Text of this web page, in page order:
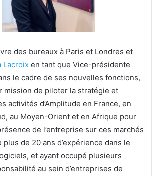
des bureaux à Paris et Londres et
Lacroix en tant que Vice-présidente
le cadre de ses nouvelles fonctions,
mission de piloter la stratégie et
activités d’Amplitude en France, en
au Moyen-Orient et en Afrique pour
de l’entreprise sur ces marchés
de 20 ans d’expérience dans le
et ayant occupé plusieurs
au sein d’entreprises de